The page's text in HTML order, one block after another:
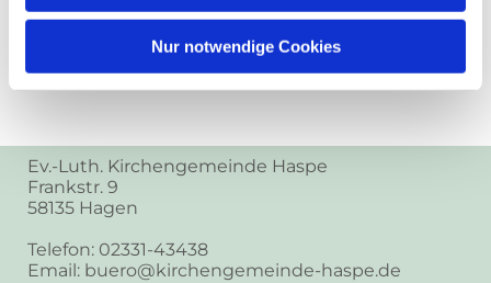
Nur notwendige Cookies
Ev.-Luth. Kirchengemeinde Haspe
Frankstr. 9
58135 Hagen
Telefon: 02331-43438
Email: buero@kirchengemeinde-haspe.de